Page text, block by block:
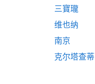
三寶瓏
维也纳
南京
克尔塔查蒂